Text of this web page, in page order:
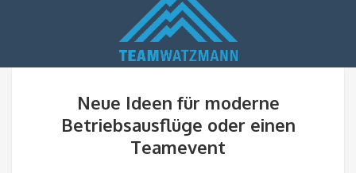
Neue Ideen für moderne
Betriebsausflüge oder einen
Teamevent